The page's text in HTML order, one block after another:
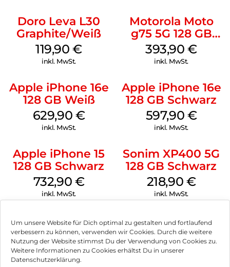
Um unsere Website für Dich optimal zu gestalten und fortlaufend
verbessern zu können, verwenden wir Cookies. Durch die weitere
Nutzung der Website stimmst Du der Verwendung von Cookies zu.
Weitere Informationen zu Cookies erhältst Du in unserer
Datenschutzerklärung.
Doro Leva L30
Graphite/Weiß
119,90€
inkl. MwSt.
Motorola Moto
g75 5G 128 GB
Charcoal Gray
393,90€
inkl. MwSt.
Apple iPhone 16e
128 GB Weiß
629,90 €
inkl. MwSt.
Apple iPhone 16e
128 GB Schwarz
597,90 €
inkl. MwSt.
Apple iPhone 15
128 GB Schwarz
732,90 €
inkl. MwSt.
Sonim XP400 5G
128 GB Schwarz
218,90 €
inkl. MwSt.
Impressum